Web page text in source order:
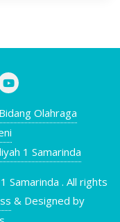
Olahraga
1 Samarinda
Samarinda . All rights
& Designed by